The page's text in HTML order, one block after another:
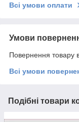
Всі умови оплати
Умови
Повернення товару
Всі умови
Подібні товари